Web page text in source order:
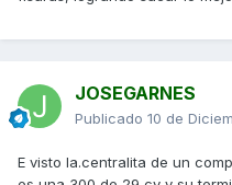
JOSEGARNES
Publicado 10 de
E visto la.centralita de un